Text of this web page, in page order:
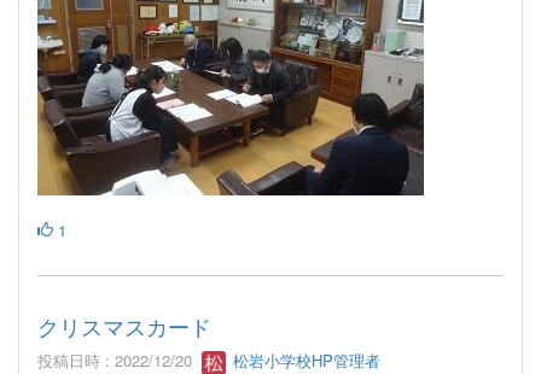
1
クリスマスカード
投稿日時 : 2022/12/20 松岩小学校HP管理者